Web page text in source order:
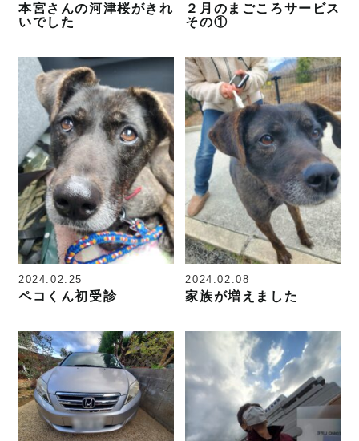
本宮さんの河津桜がきれ
いでした
２月のまごころサービス
その①
2024.02.25
ペコくん初受診
2024.02.08
家族が増えました